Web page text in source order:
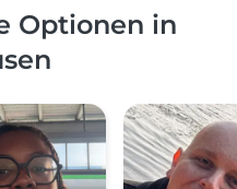
Optionen in